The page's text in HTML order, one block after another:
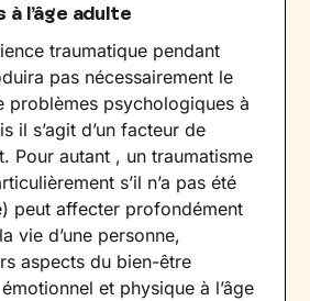
l’âge adulte
traumatique pendant
pas nécessairement le
problèmes psychologiques à
il s’agit d’un facteur de
Pour autant , un traumatisme
s’il n’a pas été
peut affecter profondément
vie d’une personne,
aspects du bien-être
et physique à l’âge